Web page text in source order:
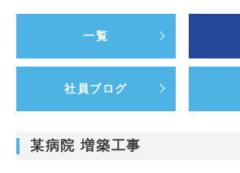
一覧
社員ブログ
某病院 増築工事